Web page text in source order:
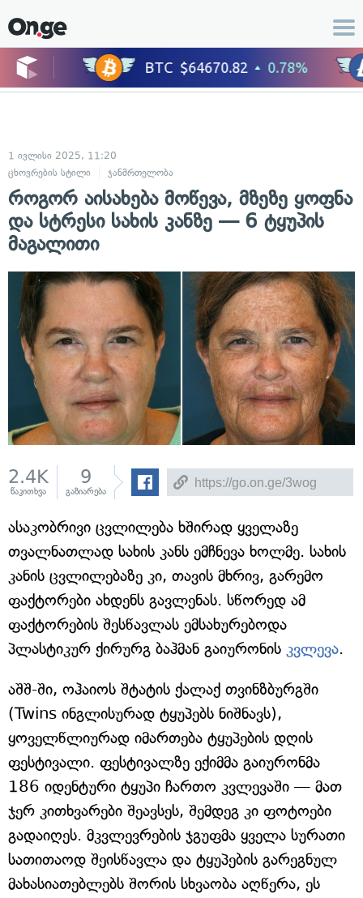
1 ივლისი 2025, 11:20
ცხოვრების სტილი
ჯანმრთელობა
როგორ აისახება მოწევა, მზეზე ყოფნა
და სტრესი სახის კანზე — 6 ტყუპის
მაგალითი
2.4K
წაკითხვა
9
გაზიარება
ასაკობრივი ცვლილება ხშირად ყველაზე
თვალნათლად სახის კანს ემჩნევა ხოლმე. სახის
კანის ცვლილებაზე კი, თავის მხრივ, გარემო
ფაქტორები ახდენს გავლენას. სწორედ ამ
ფაქტორების შესწავლას ემსახურებოდა
პლასტიკურ ქირურგ ბაჰმან გაიურონის კვლევა.
აშშ-ში, ოჰაიოს შტატის ქალაქ თვინზბურგში
(Twins ინგლისურად ტყუპებს ნიშნავს),
ყოველწლიურად იმართება ტყუპების დღის
ფესტივალი. ფესტივალზე ექიმმა გაიურონმა
186 იდენტური ტყუპი ჩართო კვლევაში — მათ
ჯერ კითხვარები შეავსეს, შემდეგ კი ფოტოები
გადაიღეს. მკვლევრების ჯგუფმა ყველა სურათი
სათითაოდ შეისწავლა და ტყუპების გარეგნულ
მახასიათებლებს შორის სხვაობა აღწერა, ეს